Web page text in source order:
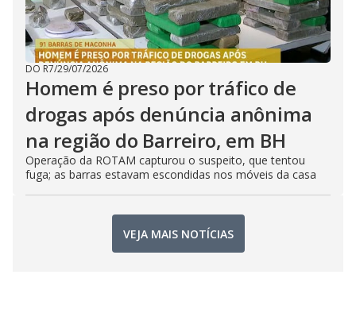
DO R7/29/07/2026
Homem é preso por tráfico de
drogas após denúncia anônima
na região do Barreiro, em BH
Operação da ROTAM capturou o suspeito, que tentou
fuga; as barras estavam escondidas nos móveis da casa
VEJA MAIS NOTÍCIAS